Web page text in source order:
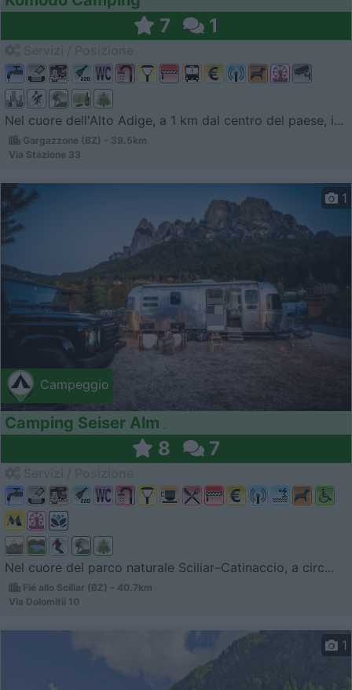
7 1
Nel cuore dell'Alto Adige, a 1 km dal centro del paese, i...
Gargazzone (BZ) - 39.5km
Via Stazione 33
Campeggio
1
Camping Seiser Alm
8 7
Nel cuore del parco naturale Sciliar–Catinaccio, a circ...
Fié allo Sciliar (BZ) - 40.7km
Via Dolomitii 10
1